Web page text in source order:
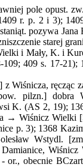
pole opust.
r. p. 2 i 3);
pozywa Jana
starej
i Mały, K. i
109; 409 s. 17-21);
Wiśnicza, ręcząc
pilzn.] dobra
K. (AS 2, 19);
→ Wiśnicz Wielki
p. 3); 1368
Wstydl.
or., obecnie